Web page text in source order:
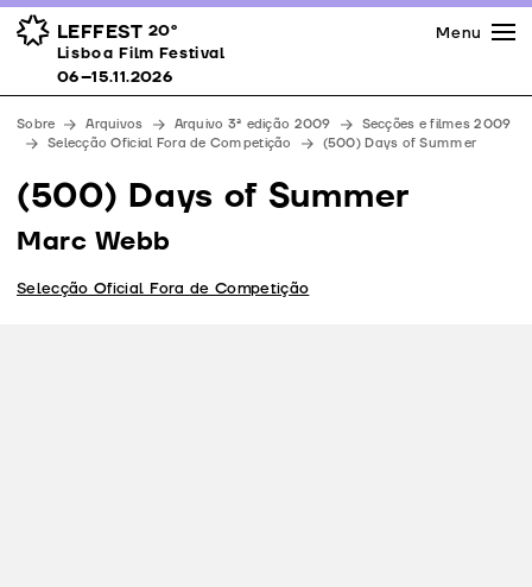
LEFFEST 20º
Lisboa Film Festival 06–15.11.2026
Prémios
Espaços
Apoios
Equipa
Downloads
Contactos
Menu
Lisboa Film Festival
06–15.11.2026
Sobre Arquivos Arquivo 3ª edição 2009
Secções e filmes 2009
Selecção Oficial Fora de Competição
(500) Days of Summer
(500) Days of Summer
Marc Webb
Selecção Oficial Fora de Competição